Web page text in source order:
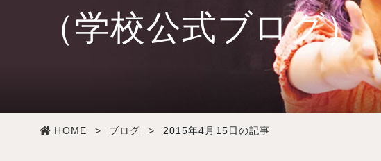
専攻・コース紹介
（学校公式ブログ）
HOME > ブログ > 2015年4月15日の記事